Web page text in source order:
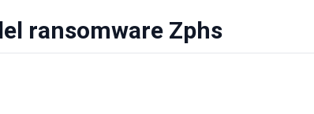
ransomware Zphs